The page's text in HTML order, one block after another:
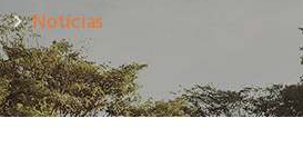
Notícias